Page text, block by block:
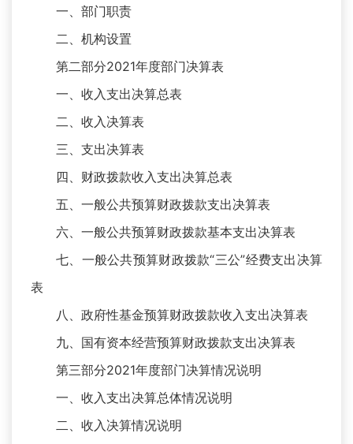
一、部门职责
二、机构设置
第二部分2021年度部门决算表
一、收入支出决算总表
二、收入决算表
三、支出决算表
四、财政拨款收入支出决算总表
五、一般公共预算财政拨款支出决算表
六、一般公共预算财政拨款基本支出决算表
七、一般公共预算财政拨款“三公”经费支出决算
表
八、政府性基金预算财政拨款收入支出决算表
九、国有资本经营预算财政拨款支出决算表
第三部分2021年度部门决算情况说明
一、收入支出决算总体情况说明
二、收入决算情况说明